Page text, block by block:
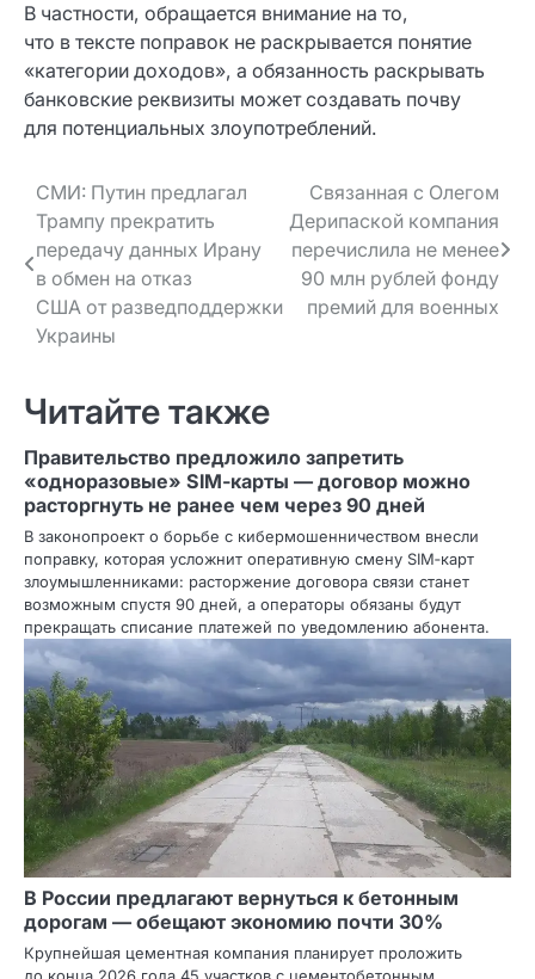
В частности, обращается внимание на то,
что в тексте поправок не раскрывается понятие
«категории доходов», а обязанность раскрывать
банковские реквизиты может создавать почву
для потенциальных злоупотреблений.
Навигация
по записям
СМИ: Путин предлагал
Трампу прекратить
передачу данных Ирану
в обмен на отказ
США от разведподдержки
Украины
Связанная с Олегом
Дерипаской компания
перечислила не менее
90 млн рублей фонду
премий для военных
Читайте также
Правительство предложило запретить
«одноразовые» SIM‑карты — договор можно
расторгнуть не ранее чем через 90 дней
В законопроект о борьбе с кибермошенничеством внесли
поправку, которая усложнит оперативную смену SIM‑карт
злоумышленниками: расторжение договора связи станет
возможным спустя 90 дней, а операторы обязаны будут
прекращать списание платежей по уведомлению абонента.
В России предлагают вернуться к бетонным
дорогам — обещают экономию почти 30%
Крупнейшая цементная компания планирует проложить